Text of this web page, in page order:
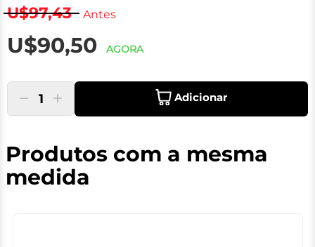
U$97,43 Antes
U$90,50 AGORA
1 Adicionar
Produtos com a mesma
medida